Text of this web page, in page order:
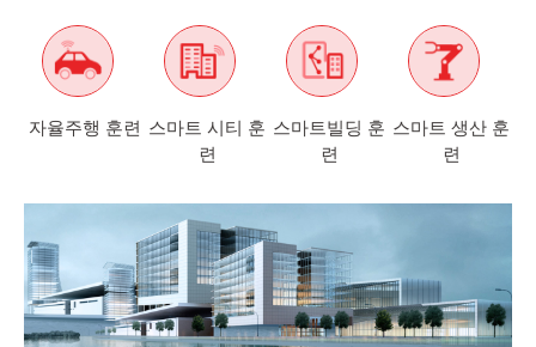
자율주행 훈련 스마트 시티 훈
련
스마트빌딩 훈
련
스마트 생산 훈
련